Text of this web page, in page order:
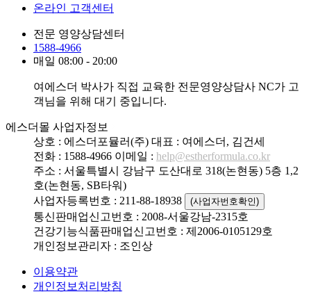
온라인 고객센터
전문 영양상담센터
1588-4966
매일 08:00 - 20:00
여에스더 박사가 직접 교육한 전문영양상담사 NC가 고
객님을 위해 대기 중입니다.
에스더몰 사업자정보
상호 : 에스더포뮬러(주) 대표 : 여에스더, 김건세
전화 : 1588-4966 이메일 : help@estherformula.co.kr
주소 : 서울특별시 강남구 도산대로 318(논현동) 5층 1,2
호(논현동, SB타워)
사업자등록번호 : 211-88-18938
(사업자번호확인)
통신판매업신고번호 : 2008-서울강남-2315호
건강기능식품판매업신고번호 : 제2006-0105129호
개인정보관리자 : 조인상
이용약관
개인정보처리방침